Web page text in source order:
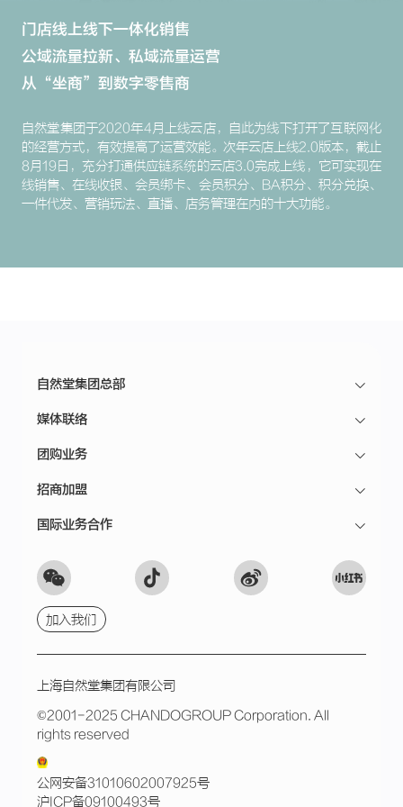
门店线上线下一体化销售
公域流量拉新、私域流量运营
从“坐商”到数字零售商
自然堂集团于2020年4月上线云店，自此为线下打开了互联网化
的经营方式，有效提高了运营效能。次年云店上线2.0版本，截止
8月19日，充分打通供应链系统的云店3.0完成上线，它可实现在
线销售、在线收银、会员绑卡、会员积分、BA积分、积分兑换、
一件代发、营销玩法、直播、店务管理在内的十大功能。
自然堂集团总部
媒体联络
团购业务
招商加盟
国际业务合作
加入我们
上海自然堂集团有限公司
©2001-2025 CHANDOGROUP Corporation. All
rights reserved
公网安备31010602007925号
沪ICP备09100493号